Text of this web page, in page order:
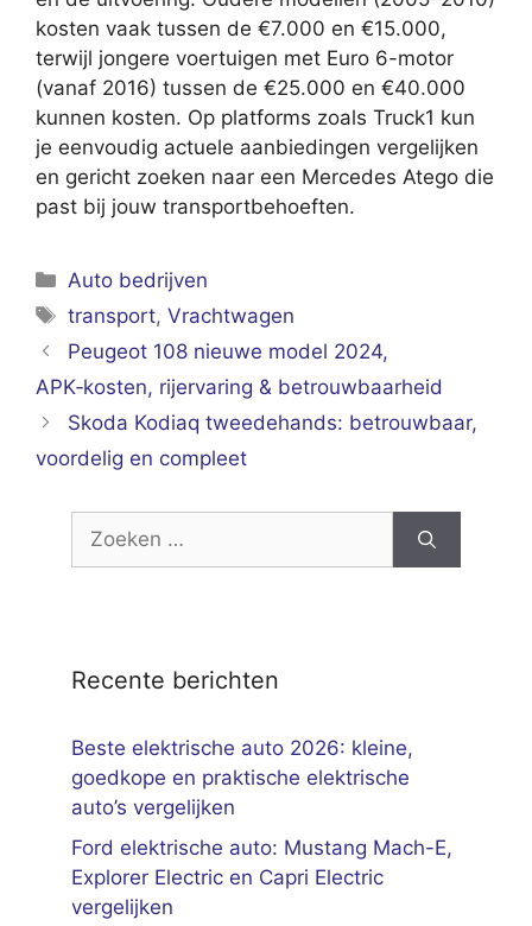
kosten vaak tussen de €7.000 en €15.000,
terwijl jongere voertuigen met Euro 6-motor
(vanaf 2016) tussen de €25.000 en €40.000
kunnen kosten. Op platforms zoals Truck1 kun
je eenvoudig actuele aanbiedingen vergelijken
en gericht zoeken naar een Mercedes Atego die
past bij jouw transportbehoeften.
Categorieën
Auto bedrijven
Tags
transport,Vrachtwagen
Peugeot 108 nieuwe model 2024,
APK‑kosten, rijervaring & betrouwbaarheid
Skoda Kodiaq tweedehands: betrouwbaar,
voordelig en compleet
Zoek
Recente berichten
Beste elektrische auto 2026: kleine,
goedkope en praktische elektrische
auto’s vergelijken
Ford elektrische auto: Mustang Mach-E,
Explorer Electric en Capri Electric
vergelijken